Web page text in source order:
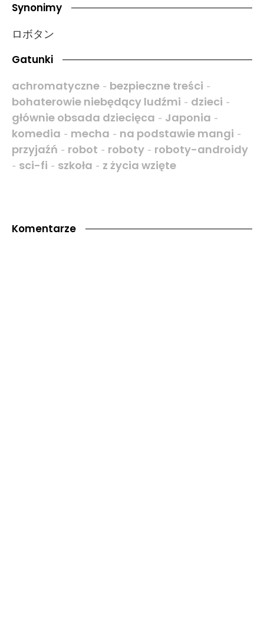
Synonimy
ロボタン
Gatunki
achromatyczne - bezpieczne treści -
bohaterowie niebędący ludźmi - dzieci -
głównie obsada dziecięca - Japonia -
komedia - mecha - na podstawie mangi -
przyjaźń - robot - roboty - roboty-androidy
- sci-fi - szkoła - z życia wzięte
Komentarze